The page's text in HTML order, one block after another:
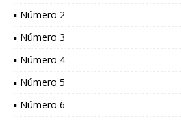
▪ Número 2
▪ Número 3
▪ Número 4
▪ Número 5
▪ Número 6